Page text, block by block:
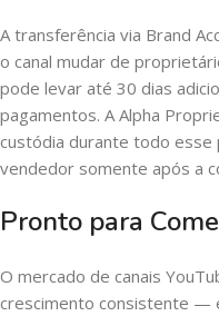
A transferência via Brand
o canal mudar de
pode levar até 30 dias
pagamentos. A Alpha
custódia durante todo esse
vendedor somente após a
Pronto para
O mercado de canais
crescimento consistente —